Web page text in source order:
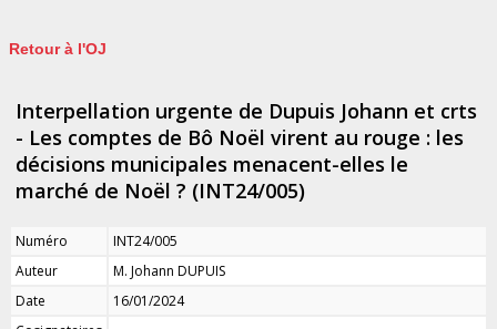
Retour à l'OJ
Interpellation urgente de Dupuis Johann et crts
- Les comptes de Bô Noël virent au rouge : les
décisions municipales menacent-elles le
marché de Noël ? (INT24/005)
Numéro
INT24/005
Auteur
M. Johann DUPUIS
Date
16/01/2024